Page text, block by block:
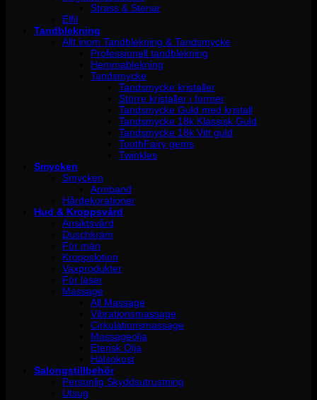
Strass & Stenar
Elfil
Tandblekning
Allt inom Tandblekning & Tandsmycke
Professionell tandblekning
Hemmablekning
Tandsmycke
Tandsmycke kristaller
Större kristaller i former
Tandsmycke Guld med kristall
Tandsmycke 18k Klassisk Guld
Tandsmycke 18k Vitt guld
ToothFairy gems
Twinkles
Smycken
Smycken
Armband
Hårdekorationer
Hud & Kroppsvård
Ansiktsvård
Duschkräm
För män
Kroppslotion
Vaxprodukter
För laser
Massage
All Massage
Vibrationsmassage
Cirkulationsmassage
Massageolja
Eterisk Olja
Hälsokost
Salongstillbehör
Personlig Skyddsutrustning
Utsug